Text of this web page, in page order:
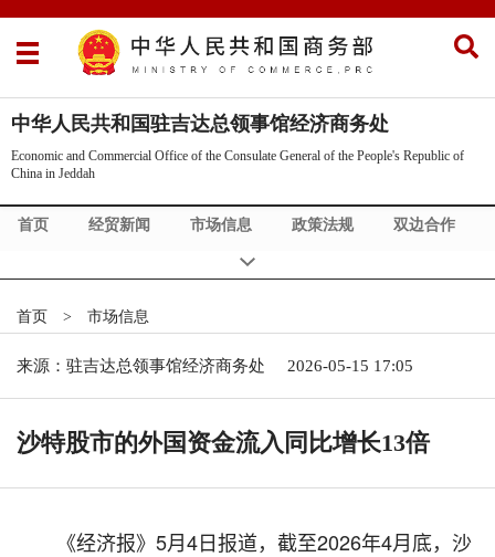
中华人民共和国驻吉达总领事馆经济商务处
Economic and Commercial Office of the Consulate General of the People's Republic of
China in Jeddah
首页 经贸新闻 市场信息 政策法规 双边合作
首页 > 市场信息
来源：驻吉达总领事馆经济商务处 2026-05-15 17:05
沙特股市的外国资金流入同比增长13倍
《经济报》5月4日报道，截至2026年4月底，沙